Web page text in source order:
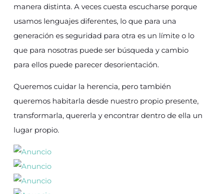
manera distinta. A veces cuesta escucharse porque
usamos lenguajes diferentes, lo que para una
generación es seguridad para otra es un límite o lo
que para nosotras puede ser búsqueda y cambio
para ellos puede parecer desorientación.
Queremos cuidar la herencia, pero también
queremos habitarla desde nuestro propio presente,
transformarla, quererla y encontrar dentro de ella un
lugar propio.